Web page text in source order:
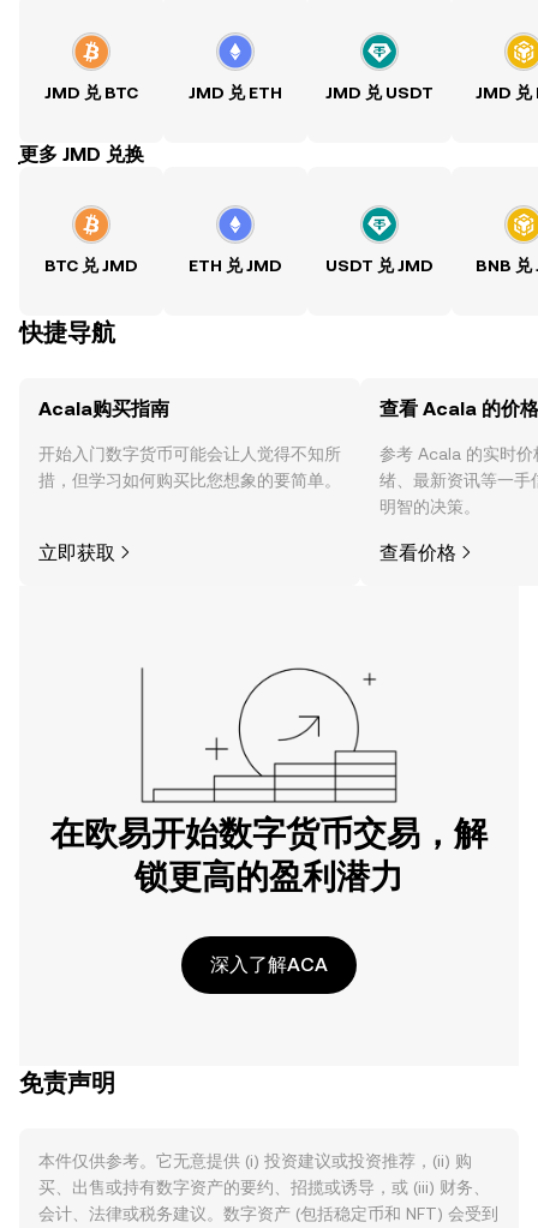
JMD 兑 BTC JMD 兑 ETH JMD 兑 USDT JMD 兑
ִִִִִִִִִִִִִִִִִִִִִִִִִִִִִִִִִִִִִִִִִִִִִִִִ更多 JMD 兑换
BTC 兑 JMD ETH 兑 JMD USDT 兑 JMD BNB 兑
快捷导航
Acala购买指南
开始入门数字货币可能会让人觉得不知所
措，但学习如何购买比您想象的要简单。
立即获取
查看 Acala 的价格
参考 Acala 的实时
绪、最新资讯等一手
明智的决策。
查看价格
在欧易开始数字货币交易，解
锁更高的盈利潜力
深入了解ACA
免责声明
本件仅供参考。它无意提供 (i) 投资建议或投资推荐，(ii) 购
买、出售或持有数字资产的要约、招揽或诱导，或 (iii) 财务、
会计、法律或税务建议。数字资产 (包括稳定币和 NFT) 会受到